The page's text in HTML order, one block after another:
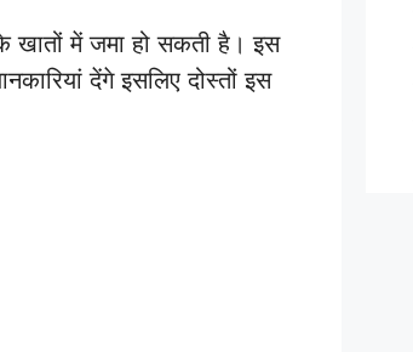
खातों में जमा हो सकती है। इस
देंगे इसलिए दोस्तों इस